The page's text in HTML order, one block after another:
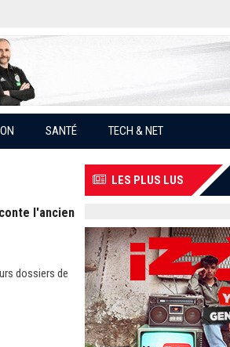
SANTÉ TECH & NET
l'ancien
dossiers de
LES PLUS LUS